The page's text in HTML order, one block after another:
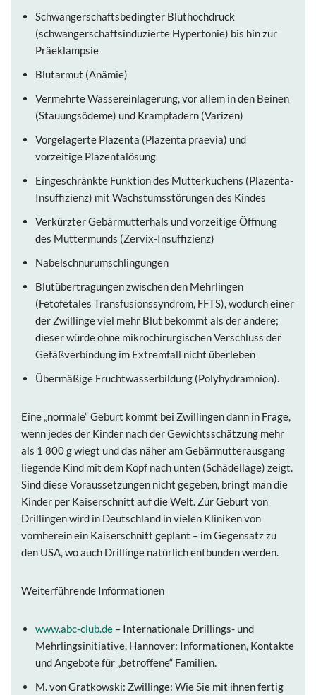
Schwangerschaftsbedingter Bluthochdruck
(schwangerschaftsinduzierte Hypertonie) bis hin zur
Präeklampsie
Blutarmut (Anämie)
Vermehrte Wassereinlagerung, vor allem in den Beinen
(Stauungsödeme) und Krampfadern (Varizen)
Vorgelagerte Plazenta (Plazenta praevia) und
vorzeitige Plazentalösung
Eingeschränkte Funktion des Mutterkuchens (Plazenta-
Insuffizienz) mit Wachstumsstörungen des Kindes
Verkürzter Gebärmutterhals und vorzeitige Öffnung
des Muttermunds (Zervix-Insuffizienz)
Nabelschnurumschlingungen
Blutübertragungen zwischen den Mehrlingen
(Fetofetales Transfusionssyndrom, FFTS), wodurch einer
der Zwillinge viel mehr Blut bekommt als der andere;
dieser würde ohne mikrochirurgischen Verschluss der
Gefäßverbindung im Extremfall nicht überleben
Übermäßige Fruchtwasserbildung (Polyhydramnion).
Eine „normale“ Geburt kommt bei Zwillingen dann in Frage,
wenn jedes der Kinder nach der Gewichtsschätzung mehr
als 1 800 g wiegt und das näher am Gebärmutterausgang
liegende Kind mit dem Kopf nach unten (Schädellage) zeigt.
Sind diese Voraussetzungen nicht gegeben, bringt man die
Kinder per Kaiserschnitt auf die Welt. Zur Geburt von
Drillingen wird in Deutschland in vielen Kliniken von
vornherein ein Kaiserschnitt geplant – im Gegensatz zu
den USA, wo auch Drillinge natürlich entbunden werden.
Weiterführende Informationen
www.abc-club.de – Internationale Drillings- und
Mehrlingsinitiative, Hannover: Informationen, Kontakte
und Angebote für „betroffene“ Familien.
M. von Gratkowski: Zwillinge: Wie Sie mit ihnen fertig